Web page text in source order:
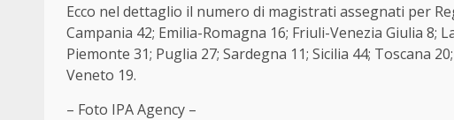
Ecco nel dettaglio il numero di magistrati assegnati per
Campania 42; Emilia-Romagna 16; Friuli-Venezia Giulia 8;
Piemonte 31; Puglia 27; Sardegna 11; Sicilia 44; Toscana
Veneto 19.
– Foto IPA Agency –